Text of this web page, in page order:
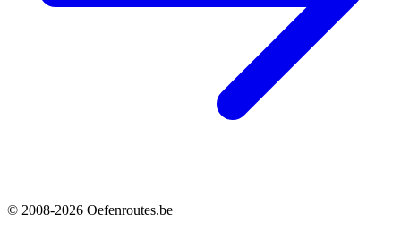
© 2008-2026 Oefenroutes.be